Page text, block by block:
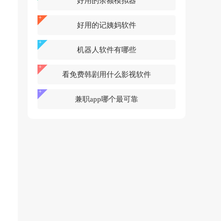
好用的记姨妈软件
机器人软件有哪些
看免费韩剧用什么影视软件
兼职app哪个最可靠